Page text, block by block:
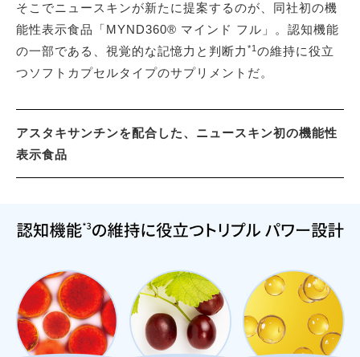
そこでニュースキンが新たに提案するのが、同社初の機
能性表示食品「MYND360® マインド フル」。認知機能
の一部である、視覚的な記憶力と判断力 *1 の維持に役立
つソフトカプセルタイプのサプリメントだ。
アスタキサンチンを配合した、ニュースキン初の機能性
表示食品